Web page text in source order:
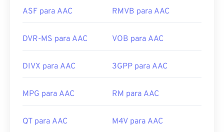
ASF para AAC RMVB para AAC
DVR-MS para AAC VOB para AAC
DIVX para AAC 3GPP para AAC
MPG para AAC RM para AAC
QT para AAC M4V para AAC